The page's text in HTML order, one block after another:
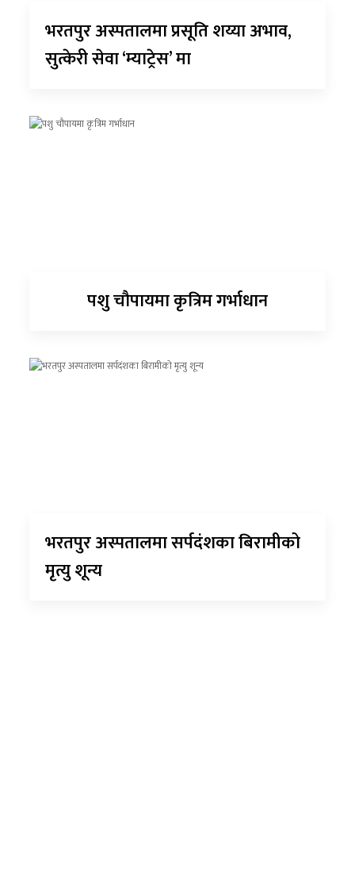
भरतपुर अस्पतालमा प्रसूति शय्या अभाव,
सुत्केरी सेवा ‘म्याट्रेस’ मा
पशु चौपायमा कृत्रिम गर्भाधान
भरतपुर अस्पतालमा सर्पदंशका बिरामीको
मृत्यु शून्य